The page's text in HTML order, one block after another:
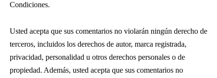
Condiciones.
Usted acepta que sus comentarios no violarán ningún derecho de
terceros, incluidos los derechos de autor, marca registrada,
privacidad, personalidad u otros derechos personales o de
propiedad. Además, usted acepta que sus comentarios no